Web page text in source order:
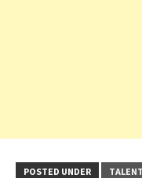
POSTED UNDER TALENT